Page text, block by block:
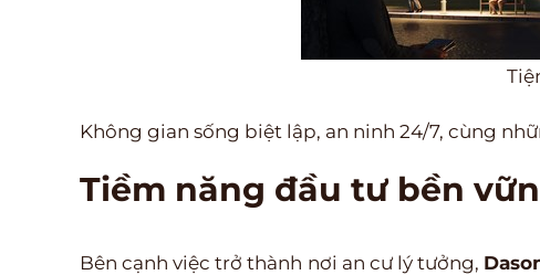
Không gian sống biệt lập, an ninh 24/7, cùng
Tiềm năng đầu tư bền
Bên cạnh việc trở thành nơi an cư lý tưởng,